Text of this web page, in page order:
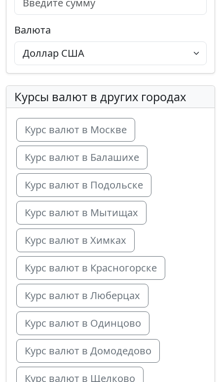
Валюта
Курсы валют в других городах
Курс валют в Москве
Курс валют в Балашихе
Курс валют в Подольске
Курс валют в Мытищах
Курс валют в Химках
Курс валют в Красногорске
Курс валют в Люберцах
Курс валют в Одинцово
Курс валют в Домодедово
Курс валют в Щелково